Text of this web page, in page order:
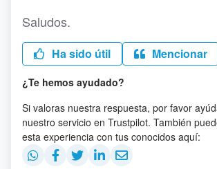
Saludos.
Ha sido útil Mencionar
¿Te hemos ayudado?
Si valoras nuestra respuesta, por favor
nuestro servicio en Trustpilot. También
esta experiencia con tus conocidos aquí: